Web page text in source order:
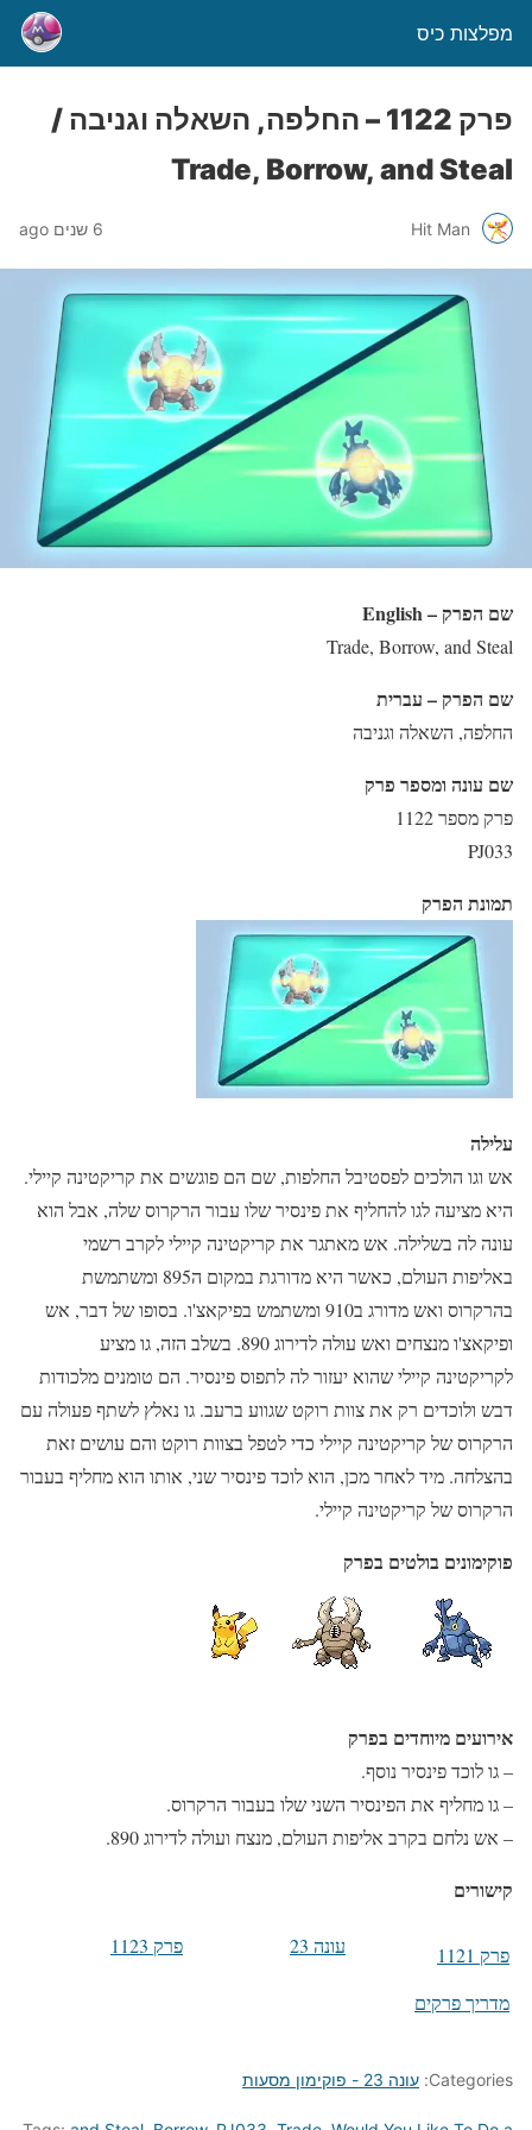
מפלצות כיס
פרק 1122 – החלפה, השאלה וגניבה /
Trade, Borrow, and Steal
Hit Man 6 שנים ago
שם הפרק – English
Trade, Borrow, and Steal
שם הפרק – עברית
החלפה, השאלה וגניבה
שם עונה ומספר פרק
פרק מספר 1122
PJ033
תמונת הפרק
עלילה
אש וגו הולכים לפסטיבל החלפות, שם הם פוגשים את קריקטינה קיילי.
היא מציעה לגו להחליף את פינסיר שלו עבור הרקרוס שלה, אבל הוא
עונה לה בשלילה. אש מאתגר את קריקטינה קיילי לקרב רשמי
באליפות העולם, כאשר היא מדורגת במקום ה895 ומשתמשת
בהרקרוס ואש מדורג ב910 ומשתמש בפיקאצ'ו. בסופו של דבר, אש
ופיקאצ'ו מנצחים ואש עולה לדירוג 890. בשלב הזה, גו מציע
לקריקטינה קיילי שהוא יעזור לה לתפוס פינסיר. הם טומנים מלכודות
דבש ולוכדים רק את צוות רוקט שגווע ברעב. גו נאלץ לשתף פעולה עם
הרקרוס של קריקטינה קיילי כדי לטפל בצוות רוקט והם עושים זאת
בהצלחה. מיד לאחר מכן, הוא לוכד פינסיר שני, אותו הוא מחליף בעבור
הרקרוס של קריקטינה קיילי.
פוקימונים בולטים בפרק
אירועים מיוחדים בפרק
– גו לוכד פינסיר נוסף.
– גו מחליף את הפינסיר השני שלו בעבור הרקרוס.
– אש נלחם בקרב אליפות העולם, מנצח ועולה לדירוג 890.
קישורים
פרק 1121 עונה 23 פרק 1123
מדריך פרקים
Categories: עונה 23 - פוקימון מסעות